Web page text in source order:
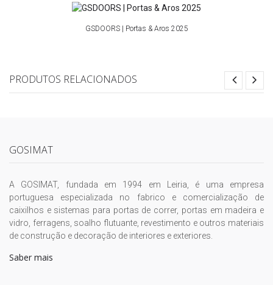
GSDOORS | Portas & Aros 2025
PRODUTOS RELACIONADOS
GOSIMAT
A GOSIMAT, fundada em 1994 em Leiria, é uma empresa
portuguesa especializada no fabrico e comercialização de
caixilhos e sistemas para portas de correr, portas em madeira e
vidro, ferragens, soalho flutuante, revestimento e outros materiais
de construção e decoração de interiores e exteriores.
Saber mais